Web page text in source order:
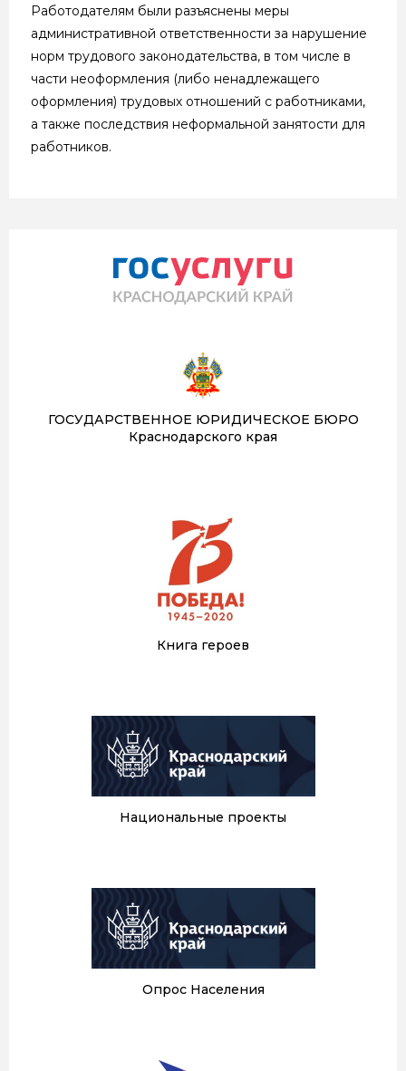
Работодателям были разъяснены меры
административной ответственности за нарушение
норм трудового законодательства, в том числе в
части неоформления (либо ненадлежащего
оформления) трудовых отношений с работниками,
а также последствия неформальной занятости для
работников.
ГОСУДАРСТВЕННОЕ ЮРИДИЧЕСКОЕ БЮРО
Краснодарского края
Книга героев
Национальные проекты
Опрос Населения